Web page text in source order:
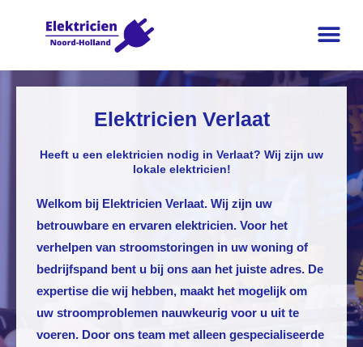
Elektricien Verlaat
Heeft u een elektricien nodig in Verlaat? Wij zijn uw
lokale elektricien!
Welkom bij Elektricien Verlaat. Wij zijn uw
betrouwbare en ervaren elektricien. Voor het
verhelpen van stroomstoringen in uw woning of
bedrijfspand bent u bij ons aan het juiste adres. De
expertise die wij hebben, maakt het mogelijk om
uw stroomproblemen nauwkeurig voor u uit te
voeren. Door ons team met alleen gespecialiseerde